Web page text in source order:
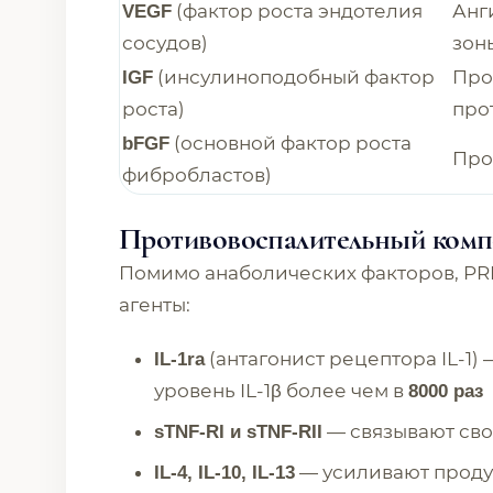
VEGF (фактор роста эндотелия
сосудов)
IGF (инсулиноподобный фактор
роста)
bFGF (основной фактор роста
фибробластов)
Противовоспалительный
Помимо анаболических факторов,
агенты:
IL-1ra(антагонист рецептора IL-
уровень IL-1β более чем в 8000 раз
sTNF-RI и sTNF-RII — связывают
IL-4, IL-10, IL-13 — усиливают